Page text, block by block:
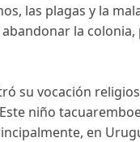
las plagas y la
la
su vocación
niño
en